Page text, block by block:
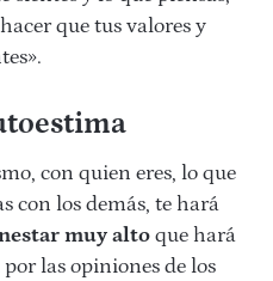
que tus valores y
con quien eres, lo que
con los demás, te hará
muy alto que hará
las opiniones de los